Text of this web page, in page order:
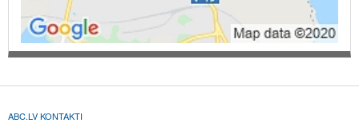
ABC.LV KONTAKTI